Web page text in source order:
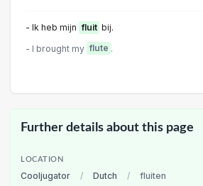
- Ik heb mijn fluit bij.
- I brought my flute .
Further details about this page
LOCATION
Cooljugator / Dutch / fluiten